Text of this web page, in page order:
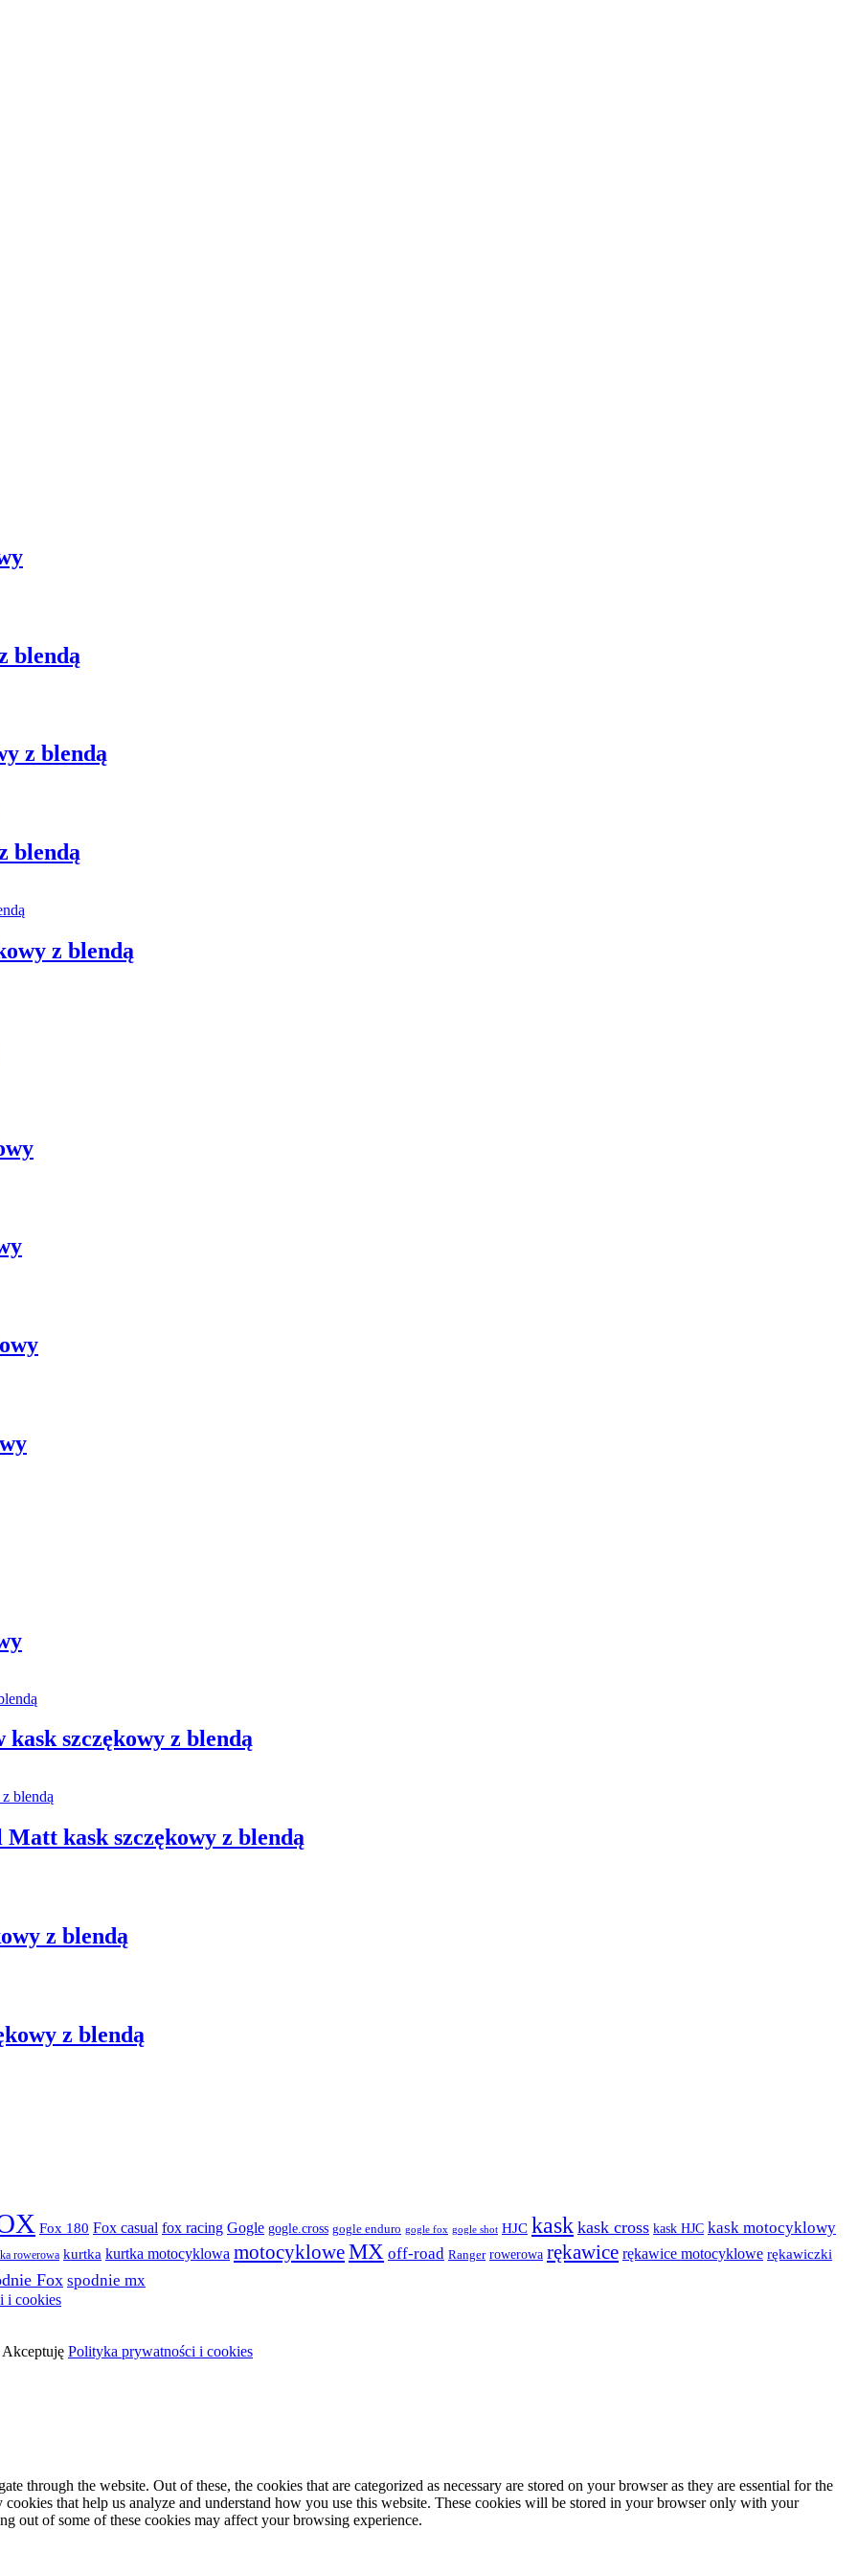
blendą
z blendą
blendą
z blendą
szczękowy z blendą
kask szczękowy z blendą
z blendą
z blendą
Fox 180 Fox casual fox racing Gogle gogle.cross gogle enduro gogle fox gogle shot HJC kask kask cross kask HJC kask motocyklowy
rowerowa kurtka kurtka motocyklowa motocykloweMX off-road Ranger rowerowa rękawice rękawice motocyklowe rękawiczki
Fox spodnie mx
i cookies
Akceptuję Polityka prywatności i cookies
through the website. Out of these, the cookies that are categorized as necessary are stored on your browser as they are essential for the
that help us analyze and understand how you use this website. These cookies will be stored in your browser only with your
out of some of these cookies may affect your browsing experience.